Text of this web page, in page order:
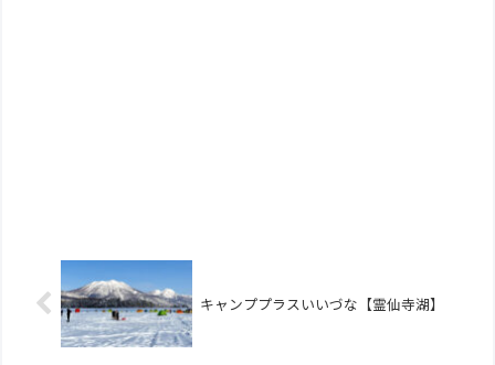
キャンププラスいいづな【霊仙寺湖】